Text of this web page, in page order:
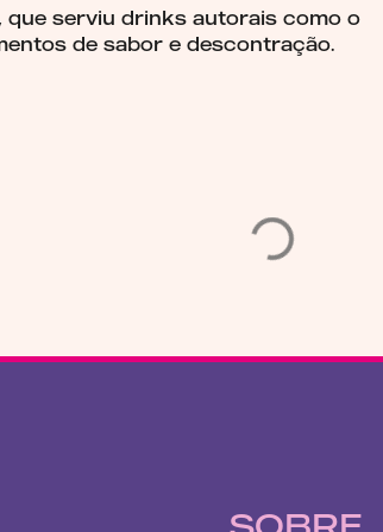
serviu drinks autorais como o
de sabor e descontração.